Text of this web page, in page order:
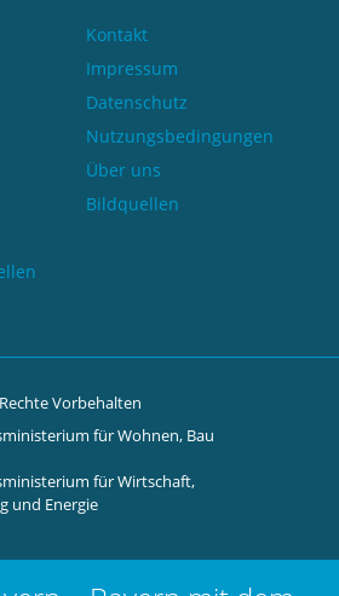
Kontakt
Impressum
Datenschutz
Nutzungsbedingungen
Über uns
Bildquellen
Vorbehalten
für Wohnen, Bau
für Wirtschaft,
und Energie